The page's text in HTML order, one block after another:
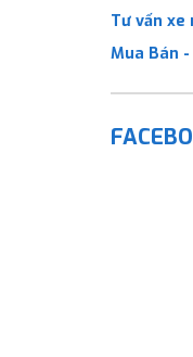
Tư vấn xe
Mua Bán